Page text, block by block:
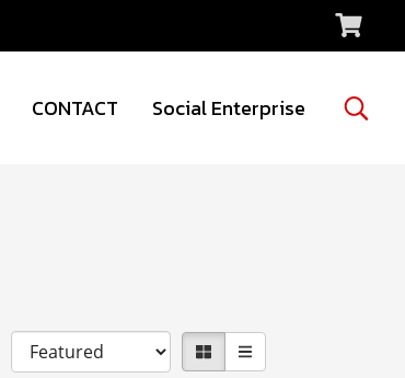
CONTACT Social Enterprise